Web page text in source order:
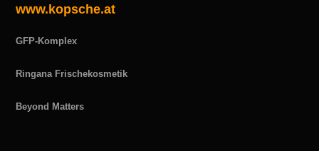
www.kopsche.at
GFP-Komplex
Ringana Frischekosmetik
Beyond Matters